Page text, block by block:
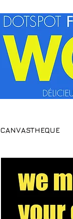
CANVASTHEQUE